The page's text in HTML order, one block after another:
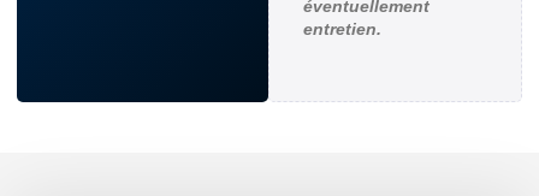
éventuellement
entretien.